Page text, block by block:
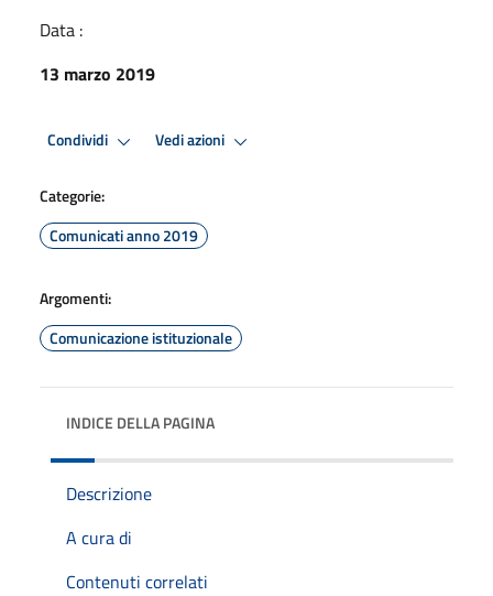
Data :
13 marzo 2019
Condividi Vedi azioni
Categorie:
Comunicati anno 2019
Argomenti:
Comunicazione istituzionale
INDICE DELLA PAGINA
Descrizione
A cura di
Contenuti correlati